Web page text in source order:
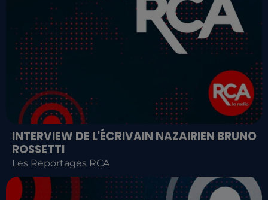
INTERVIEW DE L'ÉCRIVAIN NAZAIRIEN BRUNO
ROSSETTI
Les Reportages RCA